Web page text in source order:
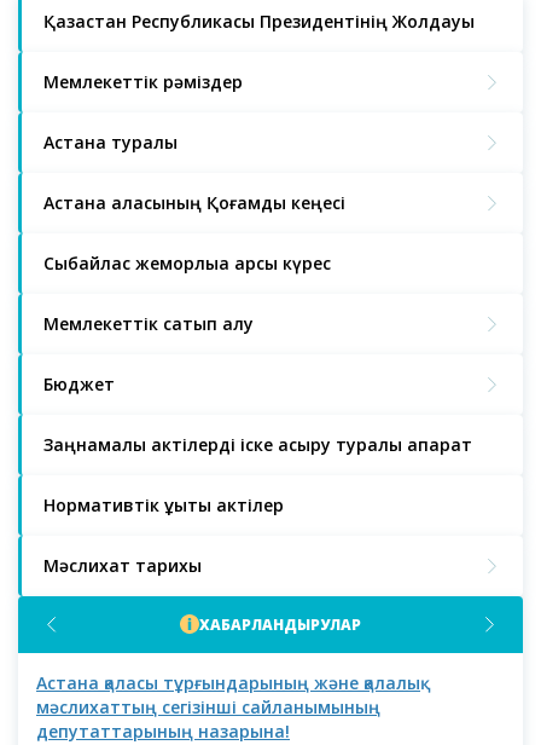
Қазақстан Республикасы Президентінің Жолдауы
Мемлекеттік рәміздер
Астана туралы
Астана қаласының Қоғамдық кеңесі
Сыбайлас жемқорлыққа қарсы күрес
Мемлекеттік сатып алу
Бюджет
Заңнамалық актілерді іске асыру туралы ақпарат
Нормативтік құқықтық актілер
Мәслихат тарихы
ХАБАРЛАНДЫРУЛАР
Астана қаласы тұрғындарының және қалалық
мәслихаттың сегізінші сайланымының
депутаттарының назарына!